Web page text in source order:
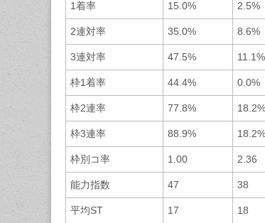
1着率 15.0% 2.5%
2連対率 35.0% 8.6%
3連対率 47.5% 11.1%
枠1着率 44.4% 0.0%
枠2連率 77.8% 18.2%
枠3連率 88.9% 18.2%
枠別コ率 1.00 2.36
能力指数 47 38
平均ST 17 18